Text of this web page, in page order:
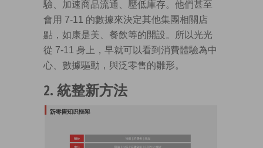
驗、加速商品流通、壓低庫存。他們甚至
會用 7-11 的數據來決定其他集團相關店
點，如康是美、餐飲等的開設。所以光光
從 7-11 身上，早就可以看到消費體驗為中
心、數據驅動，與泛零售的雛形。
2. 統整新方法